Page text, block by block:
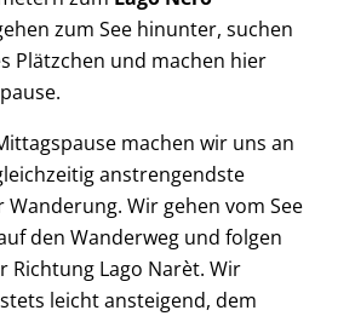
zum See hinunter, suchen
Plätzchen und machen hier
machen wir uns an
anstrengendste
Wanderung. Wir gehen vom See
den Wanderweg und folgen
Richtung Lago Narèt. Wir
leicht ansteigend, dem